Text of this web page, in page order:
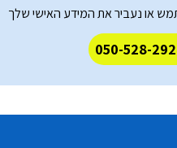
או נעביר את המידע האישי שלך